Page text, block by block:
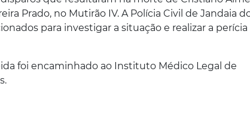
Prado, no Mutirão IV. A Polícia Civil de Jandaia
para investigar a situação e realizar a perícia
foi encaminhado ao Instituto Médico Legal de